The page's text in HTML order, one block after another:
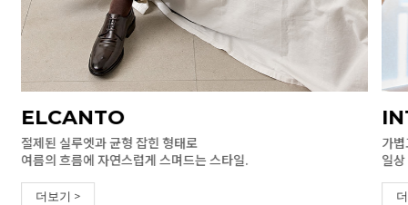
ELCANTO
절제된 실루엣과 균형 잡힌 형태로
여름의 흐름에 자연스럽게 스며드는 스타일.
더보기 >
가
일